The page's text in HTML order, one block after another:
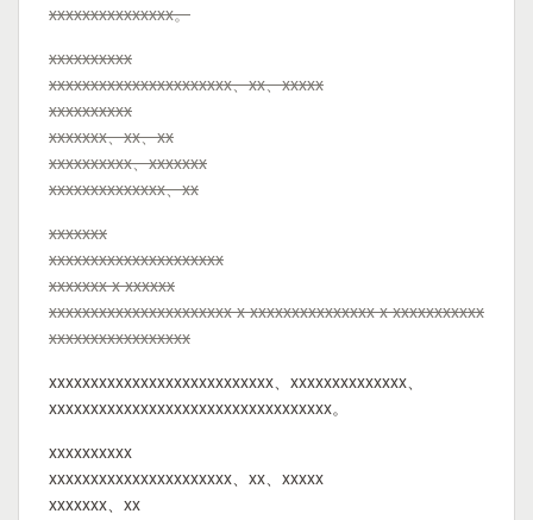
xxxxxxxxxxxxxxx。
xxxxxxxxxx
xxxxxxxxxxxxxxxxxxxxxx、xx、xxxxx
xxxxxxxxxx
xxxxxxx、xx、xx
xxxxxxxxxx、xxxxxxx
xxxxxxxxxxxxxx、xx
xxxxxxx
xxxxxxxxxxxxxxxxxxxxx
xxxxxxx x xxxxxx
xxxxxxxxxxxxxxxxxxxxxx x xxxxxxxxxxxxxxx x xxxxxxxxxxx
xxxxxxxxxxxxxxxxx
xxxxxxxxxxxxxxxxxxxxxxxxxxx、xxxxxxxxxxxxxx、
xxxxxxxxxxxxxxxxxxxxxxxxxxxxxxxxxx。
xxxxxxxxxx
xxxxxxxxxxxxxxxxxxxxxx、xx、xxxxx
xxxxxxx、xx